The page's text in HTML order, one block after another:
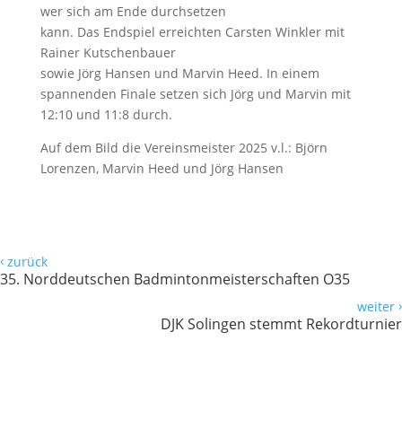
wer sich am Ende durchsetzen
kann. Das Endspiel erreichten Carsten Winkler mit
Rainer Kutschenbauer
sowie Jörg Hansen und Marvin Heed. In einem
spannenden Finale setzen sich Jörg und Marvin mit
12:10 und 11:8 durch.
Auf dem Bild die Vereinsmeister 2025 v.l.: Björn
Lorenzen, Marvin Heed und Jörg Hansen
‹ zurück
35. Norddeutschen Badmintonmeisterschaften O35
weiter ›
DJK Solingen stemmt Rekordturnier